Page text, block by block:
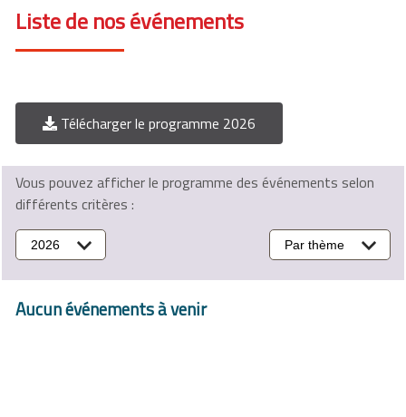
Liste de nos événements
Télécharger le programme 2026
Vous pouvez afficher le programme des événements selon
différents critères :
2026 Par thème
Aucun événements à venir